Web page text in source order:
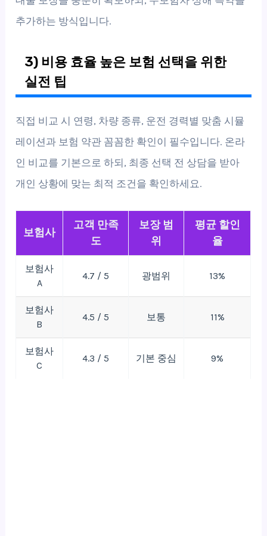
추가하는 방식입니다.
3) 비용 효율 높은 보험 선택을 위한
실전 팁
직접 비교 시 연령, 차량 종류, 운전 경력별 맞춤 시뮬
레이션과 보험 약관 꼼꼼한 확인이 필수입니다. 온라
인 비교를 기본으로 하되, 최종 선택 전 상담을 받아
개인 상황에 맞는 최적 조건을 확인하세요.
보험사
고객 만족
도
보장 범
위
평균 할인
율
보험사
A
4.7 / 5 광범위 13%
보험사
B
4.5 / 5 보통 11%
보험사
C
4.3 / 5 기본 중심 9%